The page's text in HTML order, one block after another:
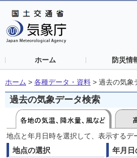
ホーム 防災情
ホーム > 各種データ・資料 > 過去の気象
過去の気象データ検索
地点と年月日時を選択して、表示する
地点の選択 年月日